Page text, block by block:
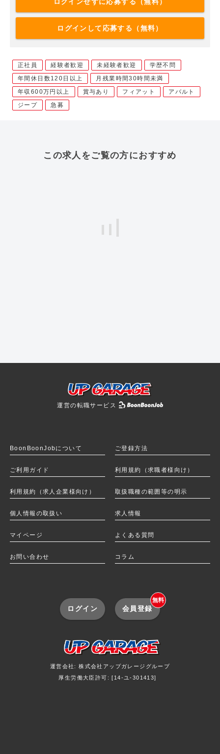
ログインして応募する（無料）
正社員 経験者歓迎 未経験者歓迎
学歴不問
年間休日数120日以上
月残業時間30時間未満
年収600万円以上
賞与あり フィアット
アバルト
ジープ
急募
この求人をご覧の方におすすめ
運営の転職サービス
BoonBoonJobについて ご登録方法
ご利用ガイド 利用規約（求職者様向け）
利用規約（求人企業様向け） 取扱職種の範囲等の明示
個人情報の取扱い 求人情報
マイページ よくある質問
お問い合わせ コラム
ログイン 会員登録
無料
運営会社: 株式会社アップガレージグループ
厚生労働大臣許可: [14-ユ-301413]